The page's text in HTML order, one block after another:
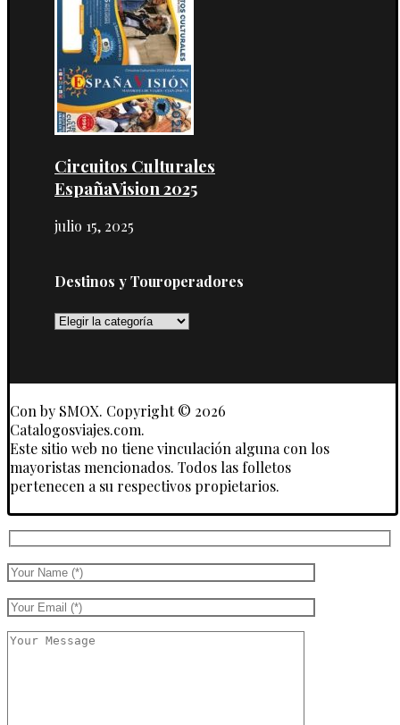
Circuitos Culturales
EspañaVision 2025
julio 15, 2025
Destinos y Touroperadores
Destinos
Con by SMOX. Copyright © 2026
Catalogosviajes.com.
Este sitio web no tiene vinculación alguna con los
mayoristas mencionados. Todos las folletos
pertenecen a su respectivos propietarios.